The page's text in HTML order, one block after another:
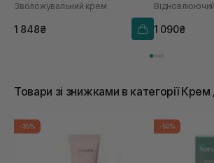
Зволожувальний крем
1 848₴ 1 090₴
Товари зі знижками в категорії
-35% -50%